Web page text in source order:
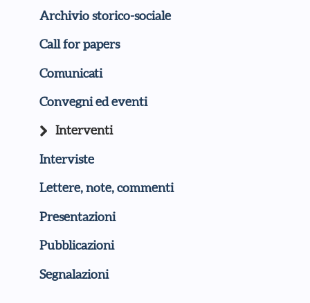
Archivio storico-sociale
Call for papers
Comunicati
Convegni ed eventi
Interventi
Interviste
Lettere, note, commenti
Presentazioni
Pubblicazioni
Segnalazioni